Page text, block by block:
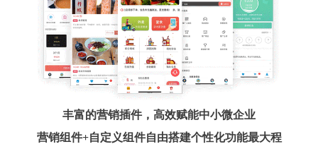
丰富的营销插件，高效赋能中小微企业
营销组件+自定义组件自由搭建个性化功能最大程